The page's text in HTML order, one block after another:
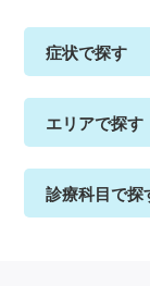
症状で探す
エリアで探す
診療科目で探